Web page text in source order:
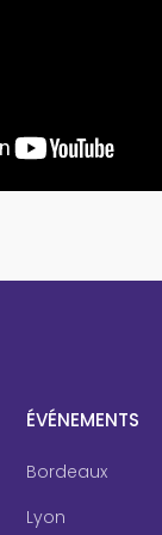
ÉVÉNEMENTS
Bordeaux
Lyon